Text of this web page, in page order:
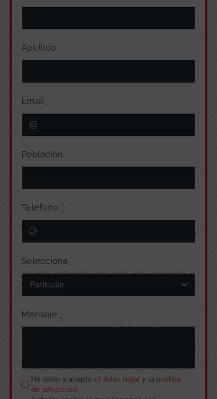
Apellido
Email *
Población
Teléfono *
Selecciona *
Mensaje *
He leído y acepto el aviso legaly la política
de privacidad .